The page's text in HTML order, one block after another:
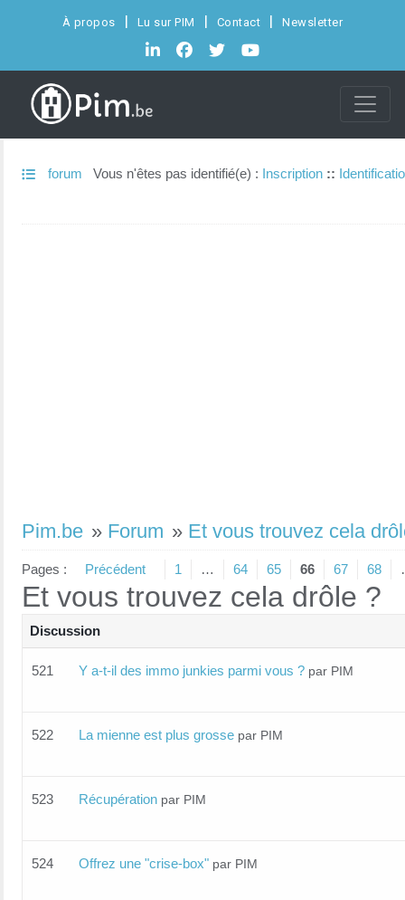
À propos Lu sur PIM Contact Newsletter
forum Vous n'êtes pas identifié(e) : Inscription ::
Pim.be » Forum » Et vous trouvez cela
Pages : Précédent 1 … 64 65 66 67 68
Et vous trouvez cela drôle ?
Discussion
521 Y a-t-il des immo junkies parmi vous ? par PIM
522 La mienne est plus grosse par PIM
523 Récupération par PIM
524 Offrez une "crise-box" par PIM